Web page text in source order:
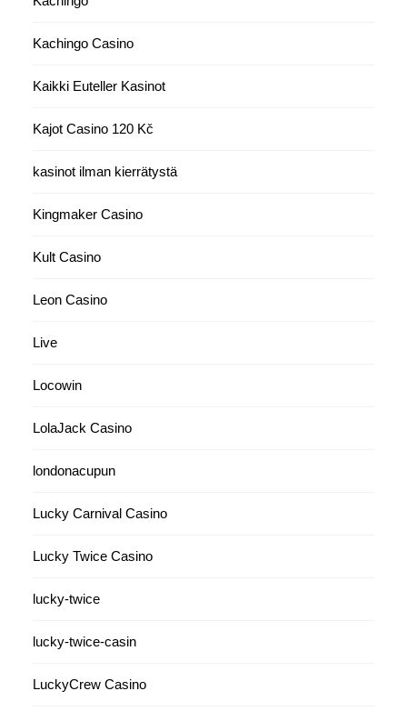
Kachingo Casino
Kaikki Euteller Kasinot
Kajot Casino 120 Kč
kasinot ilman kierrätystä
Kingmaker Casino
Kult Casino
Leon Casino
Live
Locowin
LolaJack Casino
londonacupun
Lucky Carnival Casino
Lucky Twice Casino
lucky-twice
lucky-twice-casin
LuckyCrew Casino